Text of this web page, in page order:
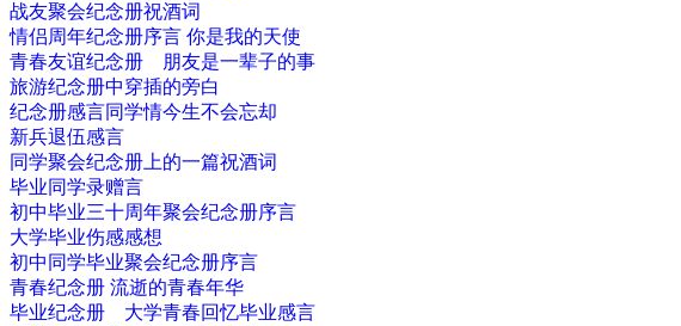
战友聚会纪念册祝酒词
情侣周年纪念册序言 你是我的天使
青春友谊纪念册 朋友是一辈子的事
旅游纪念册中穿插的旁白
纪念册感言同学情今生不会忘却
新兵退伍感言
同学聚会纪念册上的一篇祝酒词
毕业同学录赠言
初中毕业三十周年聚会纪念册序言
大学毕业伤感感想
初中同学毕业聚会纪念册序言
青春纪念册 流逝的青春年华
毕业纪念册 大学青春回忆毕业感言